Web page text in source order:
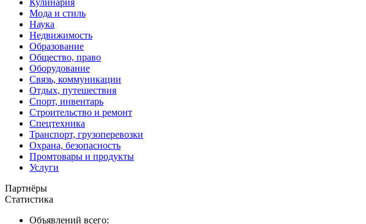
Кулинария
Мода и стиль
Наука
Недвижимость
Образование
Общество, право
Оборудование
Связь, коммуникации
Отдых, путешествия
Спорт, инвентарь
Строительство и ремонт
Спецтехника
Транспорт, грузоперевозки
Охрана, безопасность
Промтовары и продукты
Услуги
Партнёры
Статистика
Объявлений всего: